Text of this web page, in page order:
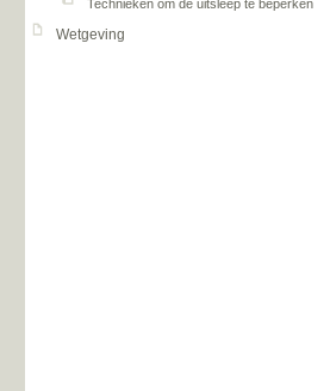
Technieken om de uitsleep te beperken
Wetgeving